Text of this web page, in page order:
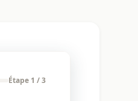
Étape 1 / 3